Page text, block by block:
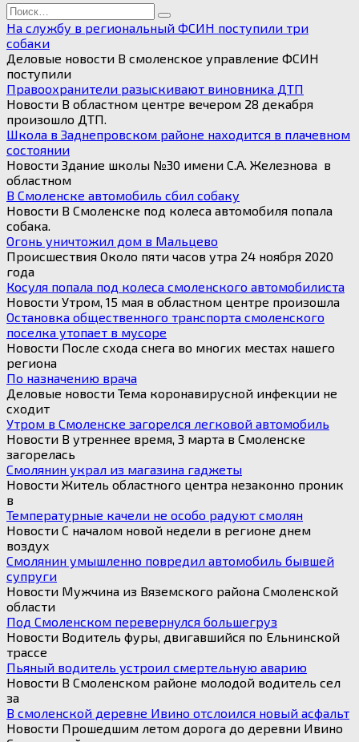
Search
for:
На службу в региональный ФСИН поступили три
собаки
Деловые новости В смоленское управление ФСИН
поступили
Правоохранители разыскивают виновника ДТП
Новости В областном центре вечером 28 декабря
произошло ДТП.
Школа в Заднепровском районе находится в плачевном
состоянии
Новости Здание школы №30 имени С.А. Железнова в
областном
В Смоленске автомобиль сбил собаку
Новости В Смоленске под колеса автомобиля попала
собака.
Огонь уничтожил дом в Мальцево
Происшествия Около пяти часов утра 24 ноября 2020
года
Косуля попала под колеса смоленского автомобилиста
Новости Утром, 15 мая в областном центре произошла
Остановка общественного транспорта смоленского
поселка утопает в мусоре
Новости После схода снега во многих местах нашего
региона
По назначению врача
Деловые новости Тема коронавирусной инфекции не
сходит
Утром в Смоленске загорелся легковой автомобиль
Новости В утреннее время, 3 марта в Смоленске
загорелась
Смолянин украл из магазина гаджеты
Новости Житель областного центра незаконно проник
в
Температурные качели не особо радуют смолян
Новости С началом новой недели в регионе днем
воздух
Смолянин умышленно повредил автомобиль бывшей
супруги
Новости Мужчина из Вяземского района Смоленской
области
Под Смоленском перевернулся большегруз
Новости Водитель фуры, двигавшийся по Ельнинской
трассе
Пьяный водитель устроил смертельную аварию
Новости В Смоленском районе молодой водитель сел
за
В смоленской деревне Ивино отслоился новый асфальт
Новости Прошедшим летом дорога до деревни Ивино